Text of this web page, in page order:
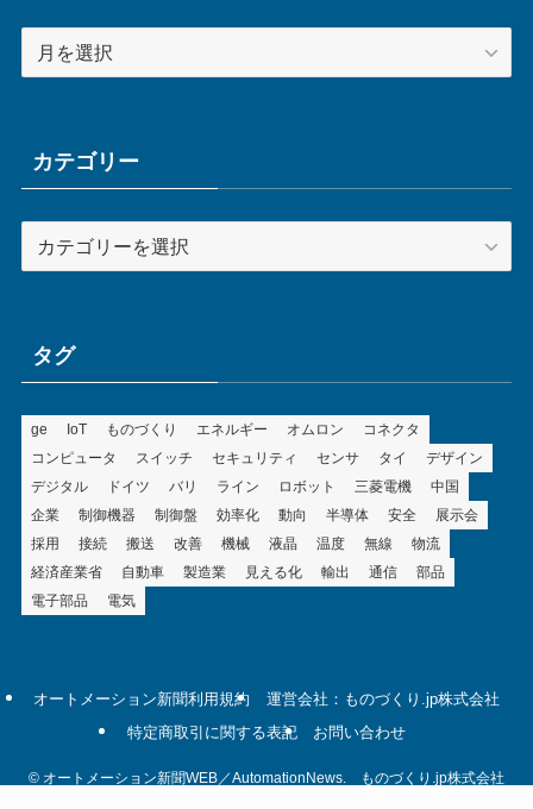
ー
ブカテゴリー
テ
ータグ
ge IoT ものづくり エネルギー オムロン
コネクタ
コンピュータ
スイッチ セキュリティ センサ タイ
デザイン
デジタル
ドイツ バリ ライン ロボット 三菱電機
中国
企業
制御機器 制御盤 効率化 動向 半導体 安全
展示会
採用
接続 搬送 改善 機械 液晶 温度 無線
物流
経済産業省
自動車 製造業 見える化 輸出 通信
部品
電子部品
電気
オートメーション新聞利用規約
運営会社：ものづくり.jp株式会社
特定商取引に関する表記
お問い合わせ
© オートメーション新聞WEB／AutomationNews. ものづくり.jp株式会社